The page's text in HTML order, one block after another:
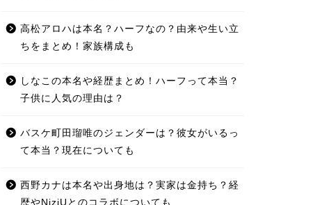
高松アロハは本名？ハーフなの？由来や生い立
ちをまとめ！家族構成も
しなこの本名や経歴まとめ！ハーフって本当？
子供に人気の理由は？
バスケ町田瑠唯のジェンダーは？彼女がいるっ
て本当？現在についても
西野カナは本名や出身地は？実家は金持ち？経
歴やNiziUとのコラボについても